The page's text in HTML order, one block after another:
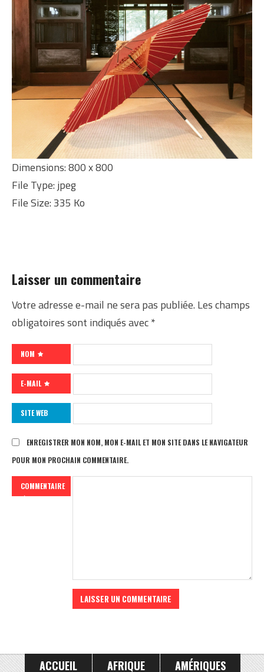
Dimensions:800 x 800
File Type: jpeg
File Size:335 Ko
Laisser un commentaire
Votre adresse e-mail ne sera pas publiée. Les champs
obligatoires sont indiqués avec*
NOM
E-MAIL
SITE WEB
ENREGISTRER MON NOM, MON E-MAIL ET MON SITE DANS LE NAVIGATEUR
POUR MON PROCHAIN COMMENTAIRE.
COMMENTAIRE
ACCUEIL AFRIQUE
AMÉRIQUES